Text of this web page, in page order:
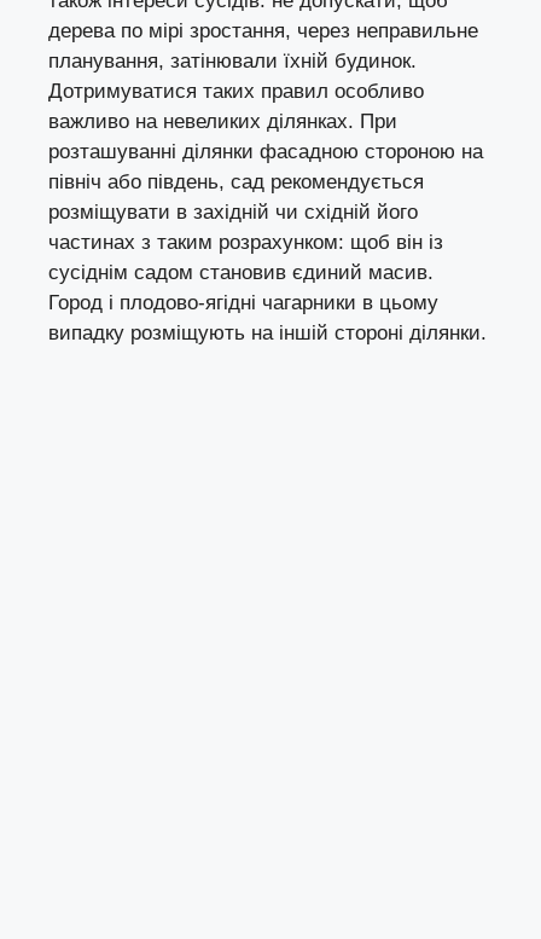
дерева по мірі зростання, через неправильне
планування, затінювали їхній будинок.
Дотримуватися таких правил особливо
важливо на невеликих ділянках. При
розташуванні ділянки фасадною стороною на
північ або південь, сад рекомендується
розміщувати в західній чи східній його
частинах з таким розрахунком: щоб він із
сусіднім садом становив єдиний масив.
Город і плодово-ягідні чагарники в цьому
випадку розміщують на іншій стороні ділянки.